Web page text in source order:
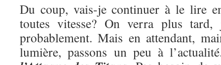
Du coup, vais-je continuer à le lire
toutes vitesse? On verra plus
probablement. Mais en attendant,
lumière, passons un peu à